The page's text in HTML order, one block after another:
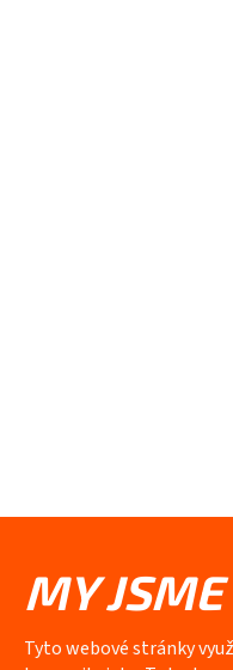
MY
Tyto webové stránky